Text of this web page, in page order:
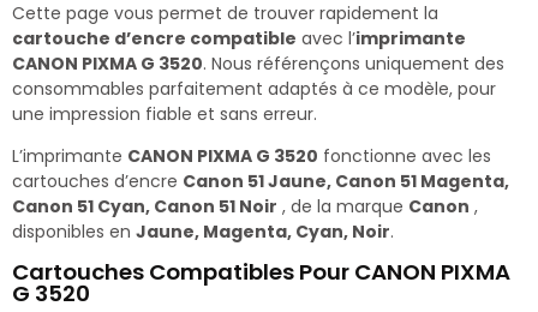
Cette page vous permet de trouver rapidement la
cartouche d’encre compatible avec l’imprimante
CANON PIXMA G 3520. Nous référençons uniquement des
consommables parfaitement adaptés à ce modèle, pour
une impression fiable et sans erreur.
L’imprimante CANON PIXMA G 3520 fonctionne avec les
cartouches d’encre Canon 51 Jaune, Canon 51 Magenta,
Canon 51 Cyan, Canon 51 Noir , de la marque Canon ,
disponibles en Jaune, Magenta, Cyan, Noir.
Cartouches Compatibles Pour CANON PIXMA
G 3520